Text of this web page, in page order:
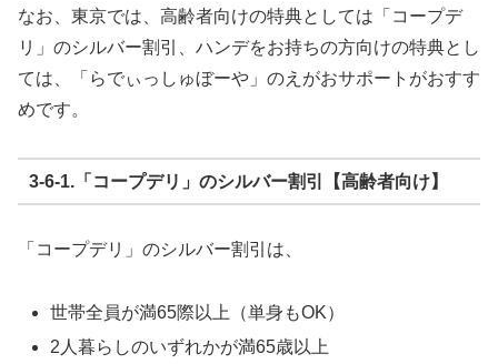
なお、東京では、高齢者向けの特典としては「コープデ
リ」のシルバー割引、ハンデをお持ちの方向けの特典とし
ては、「らでぃっしゅぼーや」のえがおサポートがおすす
めです。
3-6-1.「コープデリ」のシルバー割引【高齢者向け】
「コープデリ」のシルバー割引は、
世帯全員が満65際以上（単身もOK）
2人暮らしのいずれかが満65歳以上